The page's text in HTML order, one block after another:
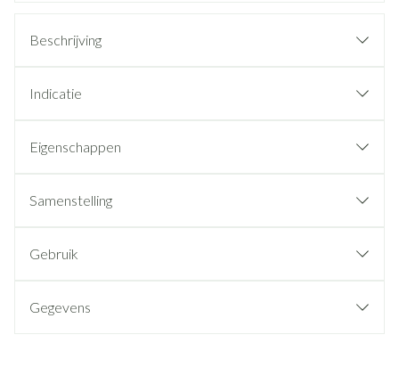
Beschrijving
Indicatie
Eigenschappen
Samenstelling
Gebruik
Gegevens